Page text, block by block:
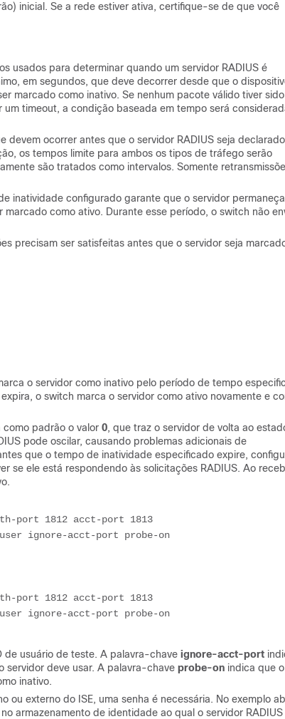
inicial. Se a rede estiver ativa, certifique-se de que você
usados para determinar quando um servidor RADIUS é
em segundos, que deve decorrer desde que o
marcado como inativo. Se nenhum pacote válido tiver sido
timeout, a condição baseada em tempo será
ocorrer antes que o servidor RADIUS seja declarado
os tempos limite para ambos os tipos de tráfego serão
são tratados como intervalos. Somente
inatividade configurado garante que o servidor
como ativo. Durante esse período, o switch não
precisam ser satisfeitas antes que o servidor seja
o servidor como inativo pelo período de tempo
o switch marca o servidor como ativo novamente e
como padrão o valor 0, que traz o servidor de volta ao
pode oscilar, causando problemas adicionais de
que o tempo de inatividade especificado expire,
se ele está respondendo às solicitações RADIUS. Ao
port 1812 acct-port 1813
ignore-acct-port probe-on
port 1812 acct-port 1813
ignore-acct-port probe-on
de usuário de teste. A palavra-chave ignore-acct-port
servidor deve usar. A palavra-chave probe-on indica que o
inativo.
externo do ISE, uma senha é necessária. No exemplo
armazenamento de identidade ao qual o servidor RADIUS